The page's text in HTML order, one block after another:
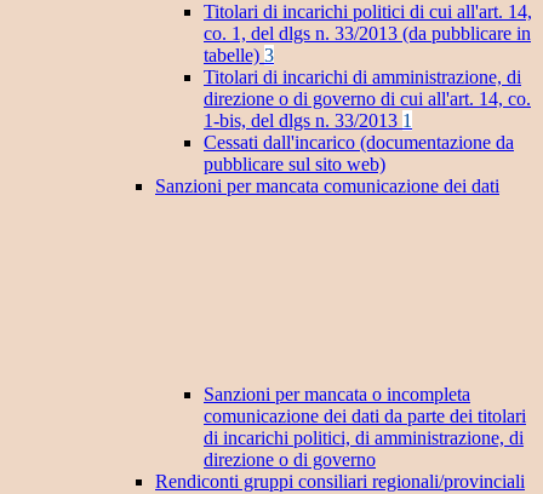
Titolari di incarichi politici di cui all'art. 14,
co. 1, del dlgs n. 33/2013 (da pubblicare in
tabelle) 3
Titolari di incarichi di amministrazione, di
direzione o di governo di cui all'art. 14, co.
1-bis, del dlgs n. 33/2013 1
Cessati dall'incarico (documentazione da
pubblicare sul sito web)
Sanzioni per mancata comunicazione dei dati
Sanzioni per mancata o incompleta
comunicazione dei dati da parte dei titolari
di incarichi politici, di amministrazione, di
direzione o di governo
Rendiconti gruppi consiliari regionali/provinciali